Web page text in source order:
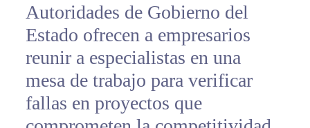
Autoridades de Gobierno del
Estado ofrecen a empresarios
reunir a especialistas en una
mesa de trabajo para verificar
fallas en proyectos que